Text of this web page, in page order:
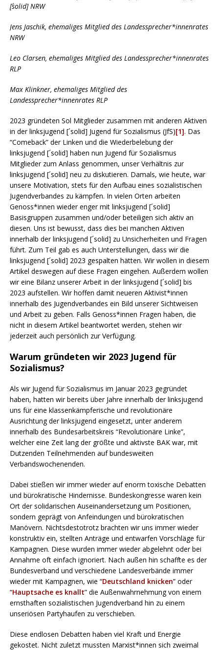
[´solid] NRW
Jens Jaschik, ehemaliges Mitglied des Landessprecher*innenrates
NRW
Leo Clarsen, ehemaliges Mitglied des Landessprecher*innenrates
RLP
Max Klinkner, ehemaliges Mitglied des
Landessprecher*innenrates RLP
2023 gründeten Sol Mitglieder zusammen mit anderen Aktiven
in der linksjugend [´solid] Jugend für Sozialismus (JfS)[1]. Das
“Comeback” der Linken und die Wiederbelebung der
linksjugend [´solid] haben nun Jugend für Sozialismus
Mitglieder zum Anlass genommen, unser Verhältnis zur
linksjugend [´solid] neu zu diskutieren. Damals, wie heute, war
unsere Motivation, stets für den Aufbau eines sozialistischen
Jugendverbandes zu kämpfen. In vielen Orten arbeiten
Genoss*innen wieder enger mit linksjugend [´solid]
Basisgruppen zusammen und/oder beteiligen sich aktiv an
diesen. Uns ist bewusst, dass dies bei manchen Aktiven
innerhalb der linksjugend [´solid] zu Unsicherheiten und Fragen
führt. Zum Teil gab es auch Unterstellungen, dass wir die
linksjugend [´solid] 2023 gespalten hätten. Wir wollen in diesem
Artikel deswegen auf diese Fragen eingehen. Außerdem wollen
wir eine Bilanz unserer Arbeit in der linksjugend [´solid] bis
2023 aufstellen. Wir hoffen damit neueren Aktivist*innen
innerhalb des Jugendverbandes ein Bild unserer Sichtweisen
und Arbeit zu geben. Falls Genoss*innen Fragen haben, die
nicht in diesem Artikel beantwortet werden, stehen wir
jederzeit auch persönlich zur Verfügung.
Warum gründeten wir 2023 Jugend für
Sozialismus?
Als wir Jugend für Sozialismus im Januar 2023 gegründet
haben, hatten wir bereits über Jahre innerhalb der linksjugend
uns für eine klassenkämpferische und revolutionäre
Ausrichtung der linksjugend eingesetzt, unter anderem
innerhalb des Bundesarbeitskreis “Revolutionäre Linke”,
welcher eine Zeit lang der größte und aktivste BAK war, mit
Dutzenden Teilnehmenden auf bundesweiten
Verbandswochenenden.
Dabei stießen wir immer wieder auf enorm toxische Debatten
und bürokratische Hindernisse. Bundeskongresse waren kein
Ort der solidarischen Auseinandersetzung um Positionen,
sondern geprägt von Anfeindungen und bürokratischen
Manövern. Nichtsdestotrotz brachten wir uns immer wieder
konstruktiv ein, stellten Anträge und entwarfen Vorschläge für
Kampagnen. Diese wurden immer wieder abgelehnt oder bei
Annahme oft einfach ignoriert. Nach außen hin schaffte es der
Bundesverband und verschiedene Landesverbände immer
wieder mit Kampagnen, wie “Deutschland knicken” oder
“Hauptsache es knallt” die Außenwahrnehmung von einem
ernsthaften sozialistischen Jugendverband hin zu einem
unseriösen Partyhaufen zu verschieben.
Diese endlosen Debatten haben viel Kraft und Energie
gekostet. Nicht zuletzt mussten Marxist*innen sich zweimal